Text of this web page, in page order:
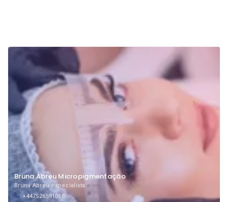
Bruna Abreu Micropigmentação
Bruna Abreu especialista
+447526591018